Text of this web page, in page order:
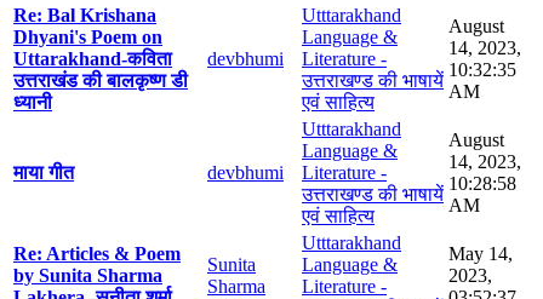
Re: Bal Krishana
Dhyani's Poem on
Uttarakhand-कविता
उत्तराखंड की बालकृष्ण डी
ध्यानी
devbhumi
Utttarakhand
Language &
Literature -
उत्तराखण्ड की भाषायें
एवं साहित्य
August
14, 2023,
10:32:35
AM
माया गीत devbhumi
Utttarakhand
Language &
Literature -
उत्तराखण्ड की भाषायें
एवं साहित्य
August
14, 2023,
10:28:58
AM
Re: Articles & Poem
by Sunita Sharma
Sunita
Sharma
Utttarakhand
Language &
Literature -
May 14,
2023,